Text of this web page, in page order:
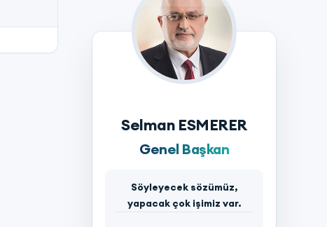
Selman ESMERER
Genel Başkan
Söyleyecek sözümüz,
yapacak çok işimiz var.